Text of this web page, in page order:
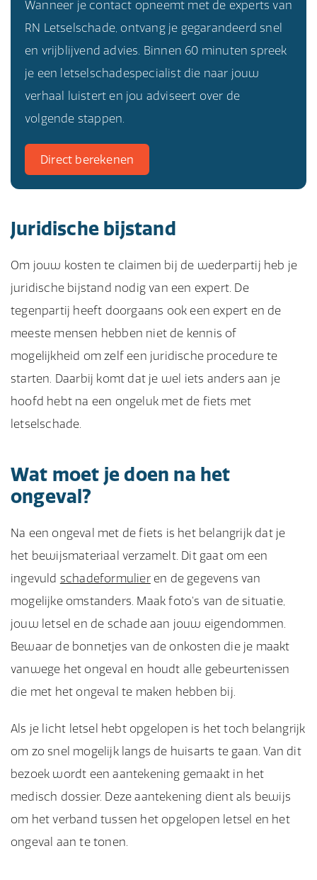
Wanneer je contact opneemt met de experts van
RN Letselschade, ontvang je gegarandeerd snel
en vrijblijvend advies. Binnen 60 minuten spreek
je een letselschadespecialist die naar jouw
verhaal luistert en jou adviseert over de
volgende stappen.
Direct berekenen
Juridische bijstand
Om jouw kosten te claimen bij de wederpartij heb je
juridische bijstand nodig van een expert. De
tegenpartij heeft doorgaans ook een expert en de
meeste mensen hebben niet de kennis of
mogelijkheid om zelf een juridische procedure te
starten. Daarbij komt dat je wel iets anders aan je
hoofd hebt na een ongeluk met de fiets met
letselschade.
Wat moet je doen na het
ongeval?
Na een ongeval met de fiets is het belangrijk dat je
het bewijsmateriaal verzamelt. Dit gaat om een
ingevuld schadeformulieren de gegevens van
mogelijke omstanders. Maak foto’s van de situatie,
jouw letsel en de schade aan jouw eigendommen.
Bewaar de bonnetjes van de onkosten die je maakt
vanwege het ongeval en houdt alle gebeurtenissen
die met het ongeval te maken hebben bij.
Als je licht letsel hebt opgelopen is het toch belangrijk
om zo snel mogelijk langs de huisarts te gaan. Van dit
bezoek wordt een aantekening gemaakt in het
medisch dossier. Deze aantekening dient als bewijs
om het verband tussen het opgelopen letsel en het
ongeval aan te tonen.